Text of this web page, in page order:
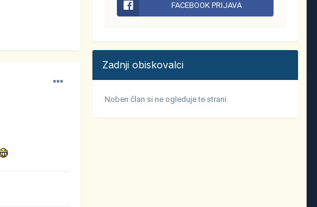
FACEBOOK PRIJAVA
Zadnji obiskovalci
Noben član si ne ogleduje te strani.